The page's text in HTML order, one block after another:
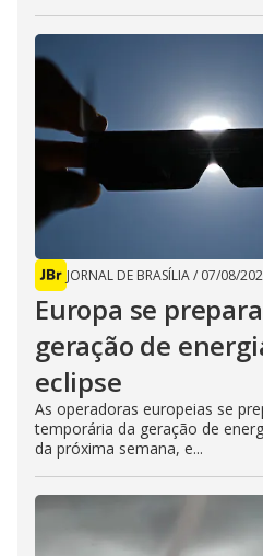
JORNAL DE BRASÍLIA/ 07/08/
Europa se
geração de
eclipse
As operadoras europeias se
temporária da geração de
da próxima semana, e...